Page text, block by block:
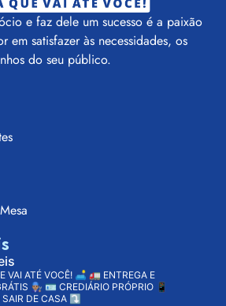
e faz dele um sucesso é a paixão
em satisfazer às necessidades, os
do seu público.
VAI ATÉ VOCÊ! 🛋️ 🚛 ENTREGA E
👨🏽‍🔧 🪪 CREDIÁRIO PRÓPRIO 📱
SAIR DE CASA ⤵️